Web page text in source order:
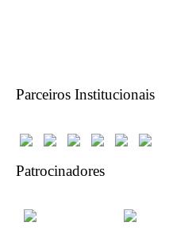
Parceiros Institucionais
Patrocinadores